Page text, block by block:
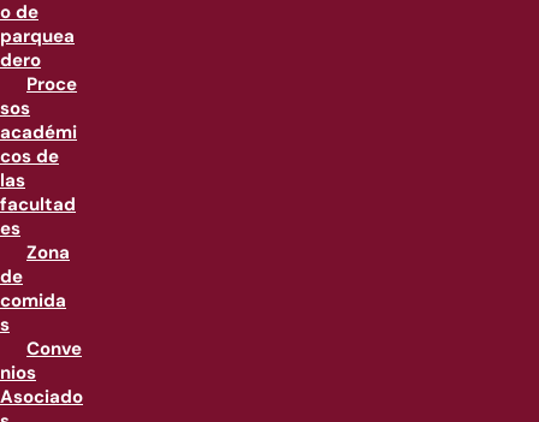
o de
parquea
dero
Proce
sos
académi
cos de
las
facultad
es
Zona
de
comida
s
Conve
nios
Asociado